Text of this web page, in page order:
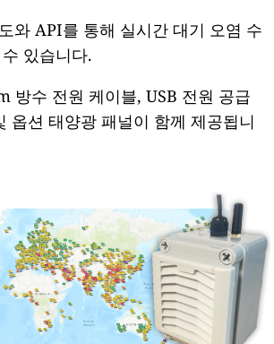
와 API를 통해 실시간 대기 오염 수
있습니다.
방수 전원 케이블, USB 전원 공급
옵션 태양광 패널이 함께 제공됩니